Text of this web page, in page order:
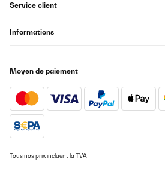
Service client
Informations
Moyen de paiement
Tous nos prix incluent la TVA